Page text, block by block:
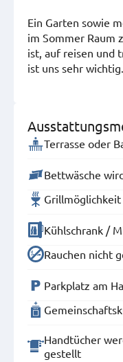
Ein Garten sowie
im Sommer Raum
ist, auf reisen und
ist uns sehr wichtig.
Terrasse oder
Bettwäsche
Grillmöglichkeit
Kühlschrank /
Rauchen nicht
Parkplatz am
Handtücher
gestellt